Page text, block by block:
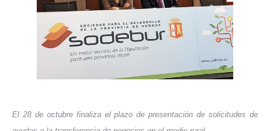
El 28 de octubre finaliza el plazo de presentación de solicitudes de